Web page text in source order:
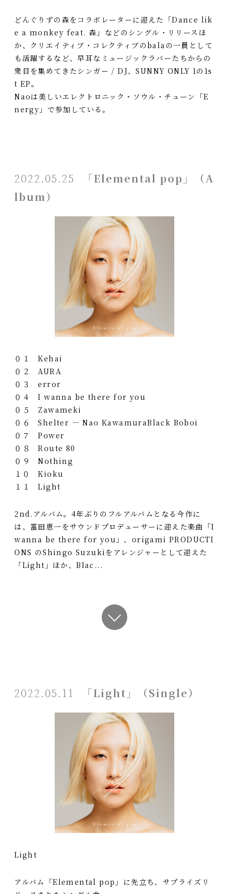
どんぐりずの森をコラボレーターに迎えた「Dance lik
e a monkey feat. 森」などのシングル・リリースほ
か、クリエイティブ・コレクティブのbalaの一員として
も活躍するなど、早耳なミュージックラバーたちからの
衆目を集めてきたシンガー / DJ、SUNNY ONLY 1の1s
t EP。
Naoは美しいエレクトロニック・ソウル・チューン「E
nergy」で参加している。
2022.05.25
「Elemental pop」（A
lbum）
０１ Kehai
０２ AURA
０３ error
０４ I wanna be there for you
０５ Zawameki
０６ Shelter — Nao KawamuraBlack Boboi
０７ Power
０８ Route 80
０９ Nothing
１０ Kioku
１１ Light
2nd.アルバム。4年ぶりのフルアルバムとなる今作に
は、冨田恵一をサウンドプロデューサーに迎えた楽曲「I
wanna be there for you」、origami PRODUCTI
ONS のShingo Suzukiをアレンジャーとして迎えた
「Light」ほか、Blac...
2022.05.11 「Light」（Single）
Light
アルバム「Elemental pop」に先立ち、サプライズリ